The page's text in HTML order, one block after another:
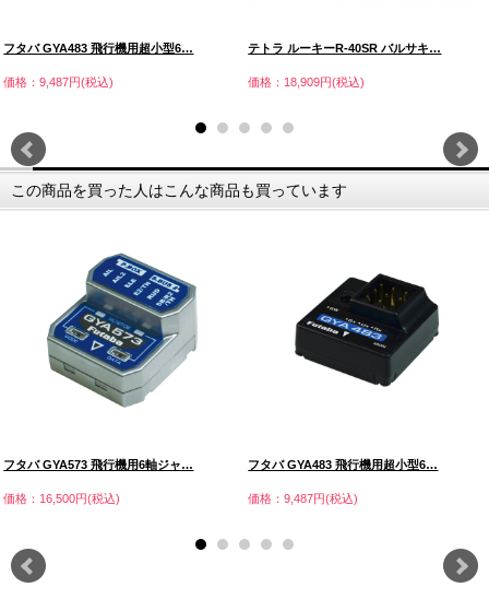
フタバ GYA483 飛行機用超小型6…
価格：9,487円(税込)
テトラ ルーキーR-40SR バルサキ…
価格：18,909円(税込)
この商品を買った人はこんな商品も買っています
フタバ GYA573 飛行機用6軸ジャ…
価格：16,500円(税込)
フタバ GYA483 飛行機用超小型6…
価格：9,487円(税込)